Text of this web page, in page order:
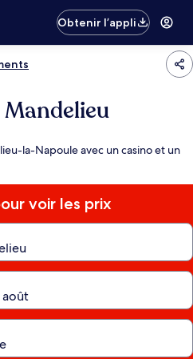
Obtenir l’appli
la-Napoule avec un casino et un
voir les prix